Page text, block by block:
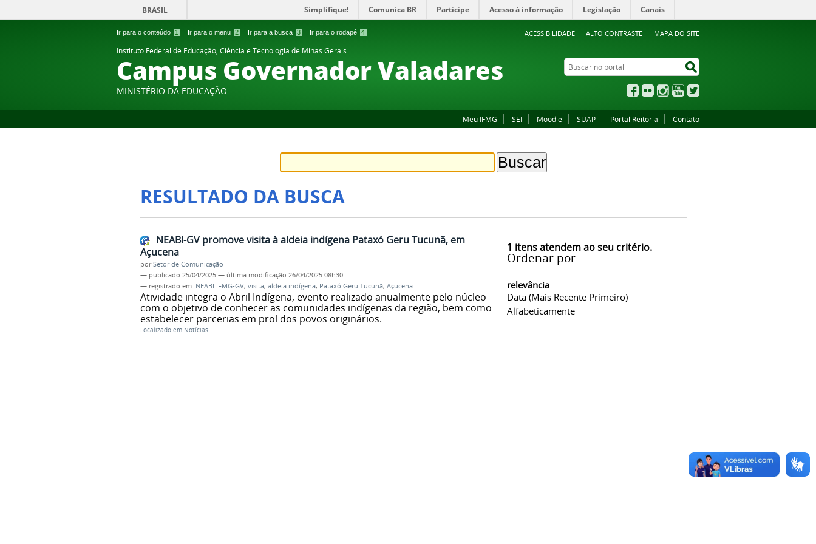
Ir para o conteúdo 1 Ir para o menu 2 Ir para a busca 3 Ir para o rodapé 4 ACESSIBILIDADE ALTO CONTRASTE MAPA DO SITE
BRASIL Simplifique! Comunica BR Participe Acesso à informação Legislação Canais
Instituto Federal de Educação, Ciência e Tecnologia de Minas Gerais
Campus Governador Valadares
MINISTÉRIO DA EDUCAÇÃO
Buscar no portal
Facebook
Flickr InstagramYouTube
Meu IFMG SEI Moodle SUAP Portal Reitoria Contato
RESULTADO DA BUSCA
1 itens atendem ao seu critério.
Ordenar por
relevância
Data (mais Recente Primeiro)
Alfabeticamente
NEABI-GV promove visita à aldeia indígena Pataxó Geru Tucunã, em
Açucena
porSetor de Comunicação
— publicado 25/04/2025 — última modificação 26/04/2025 08h30
— registrado em: NEABI IFMG-GV, visita, aldeia indígena, Pataxó Geru Tucunã, Açucena
Atividade integra o Abril Indígena, evento realizado anualmente pelo núcleo
com o objetivo de conhecer as comunidades indígenas da região, bem como
estabelecer parcerias em prol dos povos originários.
Localizado em Notícias